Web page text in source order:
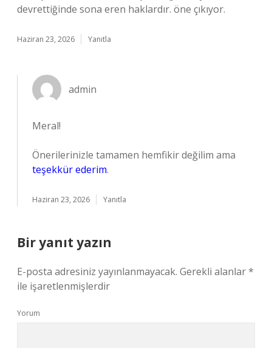
devrettiğinde sona eren haklardır. öne çıkıyor.
Haziran 23, 2026 Yanıtla
admin
Meral!
Önerilerinizle tamamen hemfikir değilim ama
teşekkür ederim.
Haziran 23, 2026 Yanıtla
Bir yanıt yazın
E-posta adresiniz yayınlanmayacak. Gerekli alanlar*
ile işaretlenmişlerdir
Yorum